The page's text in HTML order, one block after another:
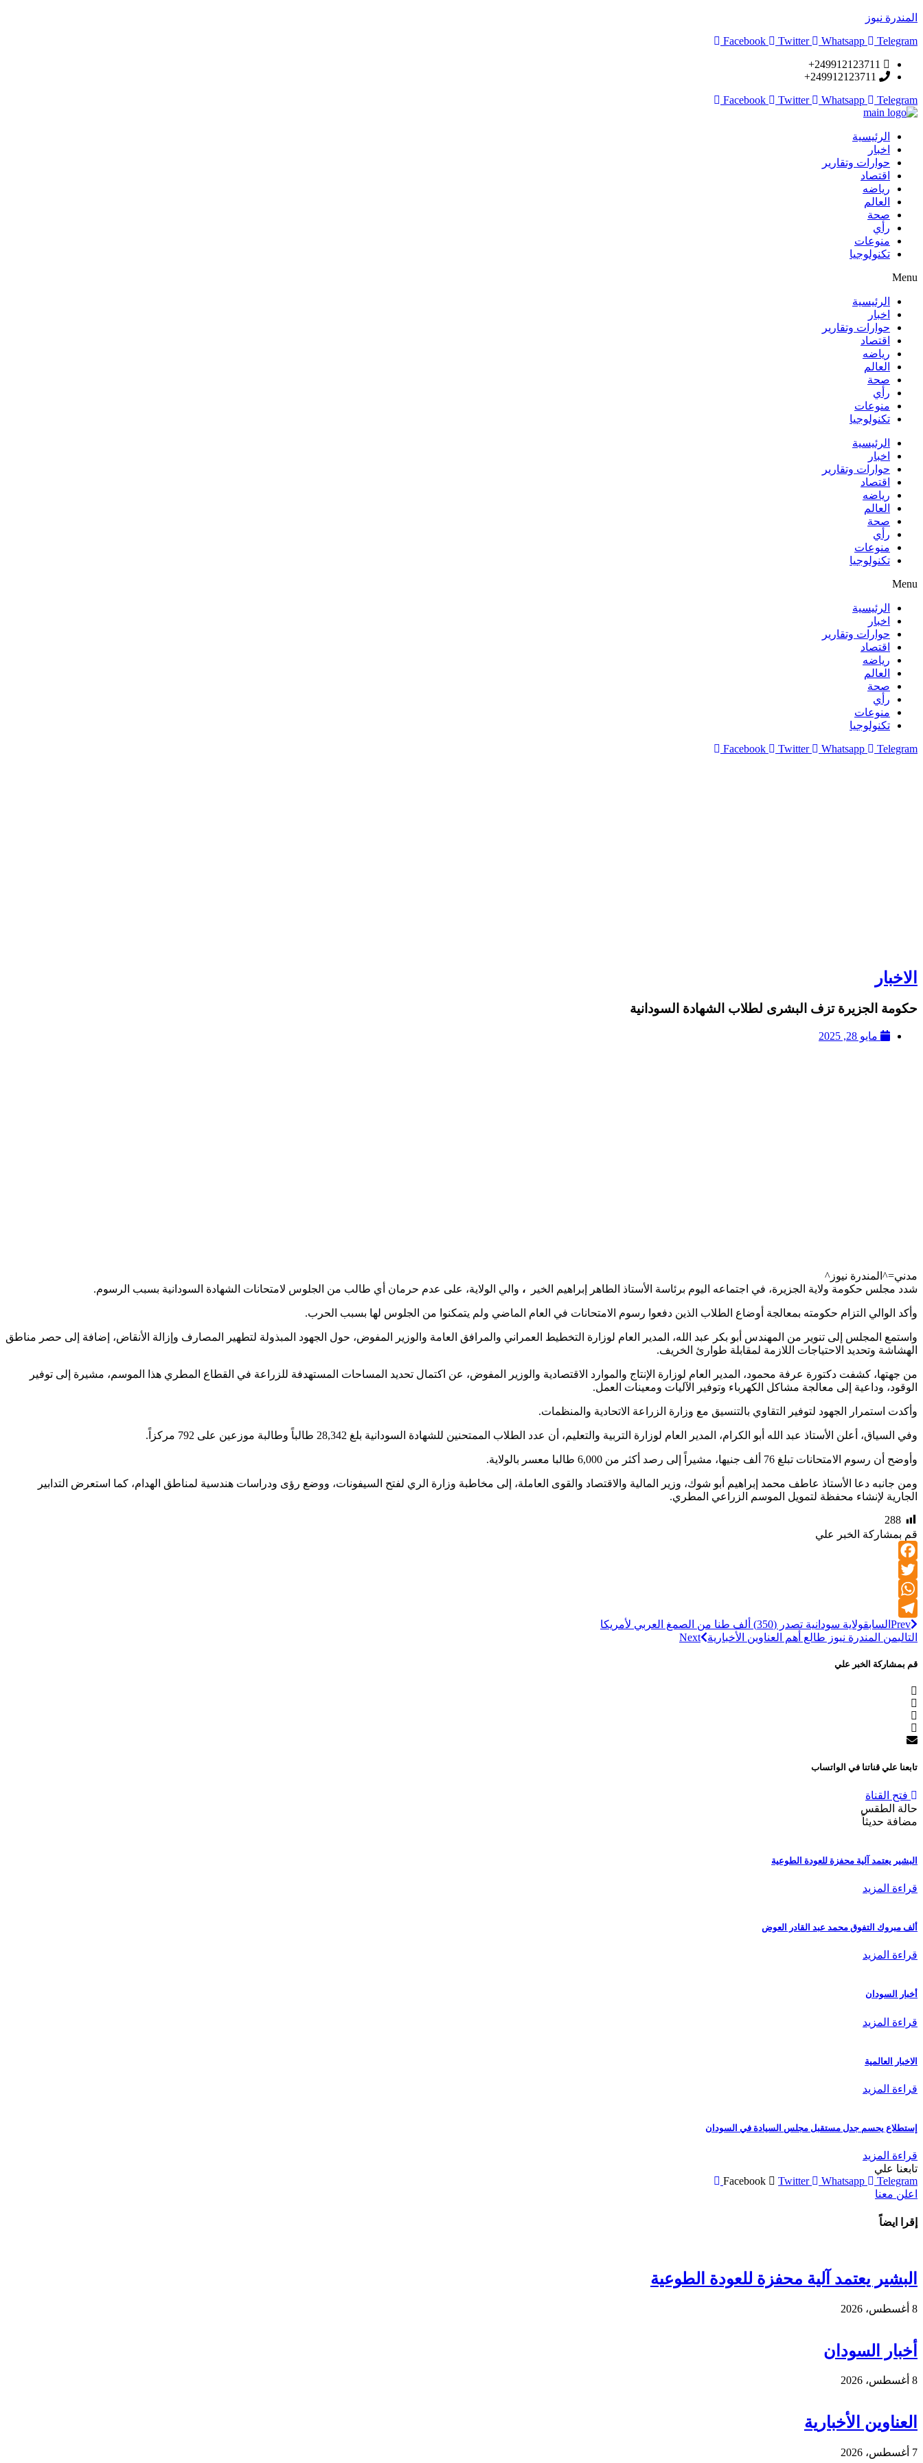
المندرة نيوز
Facebook
Twitter Whatsapp
Telegram
249912123711+
249912123711+
Facebook
Twitter Whatsapp Telegram
الرئيسية
اخبار
حوارات وتقارير
اقتصاد
رياضه
العالم
صحة
رأي
منوعات
تكنولوجيا
Menu
الرئيسية
اخبار
حوارات وتقارير
اقتصاد
رياضه
العالم
صحة
رأي
منوعات
تكنولوجيا
الرئيسية
اخبار
حوارات وتقارير
اقتصاد
رياضه
العالم
صحة
رأي
منوعات
تكنولوجيا
Menu
الرئيسية
اخبار
حوارات وتقارير
اقتصاد
رياضه
العالم
صحة
رأي
منوعات
تكنولوجيا
Facebook
Twitter Whatsapp Telegram
الاخبار
حكومة الجزيرة تزف البشرى لطلاب الشهادة السودانية
مايو 28, 2025
مدني=^المندرة نيوز^
شدد مجلس حكومة ولاية الجزيرة، في اجتماعه اليوم برئاسة الأستاذ الطاهر إبراهيم الخير
، والي الولاية، على عدم حرمان أي طالب من الجلوس لامتحانات الشهادة السودانية بسبب الرسوم.
وأكد الوالي التزام حكومته بمعالجة أوضاع الطلاب الذين دفعوا رسوم الامتحانات في العام الماضي ولم يتمكنوا من الجلوس لها بسبب الحرب.
واستمع المجلس إلى تنوير من المهندس أبو بكر عبد الله، المدير العام لوزارة التخطيط العمراني والمرافق العامة والوزير المفوض، حول الجهود المبذولة لتطهير المصارف وإزالة الأنقاض، إضافة إلى حصر مناطق
الهشاشة وتحديد الاحتياجات اللازمة لمقابلة طوارئ الخريف.
من جهتها، كشفت دكتورة عرفة محمود، المدير العام لوزارة الإنتاج والموارد الاقتصادية والوزير المفوض، عن اكتمال تحديد المساحات المستهدفة للزراعة في القطاع المطري هذا الموسم، مشيرة إلى توفير
الوقود، وداعية إلى معالجة مشاكل الكهرباء وتوفير الآليات ومعينات العمل.
وأكدت استمرار الجهود لتوفير التقاوي بالتنسيق مع وزارة الزراعة الاتحادية والمنظمات.
وفي السياق، أعلن الأستاذ عبد الله أبو الكرام، المدير العام لوزارة التربية والتعليم، أن عدد الطلاب الممتحنين للشهادة السودانية بلغ 28,342 طالباً وطالبة موزعين على 792 مركزاً.
وأوضح أن رسوم الامتحانات تبلغ 76 ألف جنيها، مشيراً إلى رصد أكثر من 6,000 طالبا معسر بالولاية.
ومن جانبه دعا الأستاذ عاطف محمد إبراهيم أبو شوك، وزير المالية والاقتصاد والقوى العاملة، إلى مخاطبة وزارة الري لفتح السيفونات، ووضع رؤى ودراسات هندسية لمناطق الهدام، كما استعرض التدابير
الجارية لإنشاء محفظة لتمويل الموسم الزراعي المطري.
288
قم بمشاركة الخبر علي
Facebook
Twitter
WhatsApp
Telegram
Prev السابقولاية سودانية تصدر (350) ألف طنا من الصمغ العربي لأمريكا
التاليمن المندرة نيوز طالع أهم العناوين الأخبارية Next
قم بمشاركة الخبر علي
تابعنا علي قناتنا في الواتساب
فتح القناة
حالة الطقس
مضافة حديثاً
البشير يعتمد آلية محفزة للعودة الطوعية
قراءة المزيد
ألف مبروك التفوق محمد عبد القادر العوض
قراءة المزيد
أخبار السودان
قراءة المزيد
الاخبار العالمية
قراءة المزيد
إستطلاع يحسم جدل مستقبل مجلس السيادة في السودان
قراءة المزيد
تابعنا علي
Facebook
Twitter Whatsapp
Telegram
اعلن معنا
إقرا ايضاً
البشير يعتمد آلية محفزة للعودة الطوعية
8 أغسطس، 2026
أخبار السودان
8 أغسطس، 2026
العناوين الأخبارية
7 أغسطس، 2026